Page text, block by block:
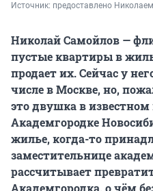
Источник: предоставлено
Николай Самойлов —
пустые квартиры в
продает их. Сейчас у
числе в Москве, но,
это двушка в
Академгородке
жилье, когда-то
заместительнице
рассчитывает
Академгородка, о чём